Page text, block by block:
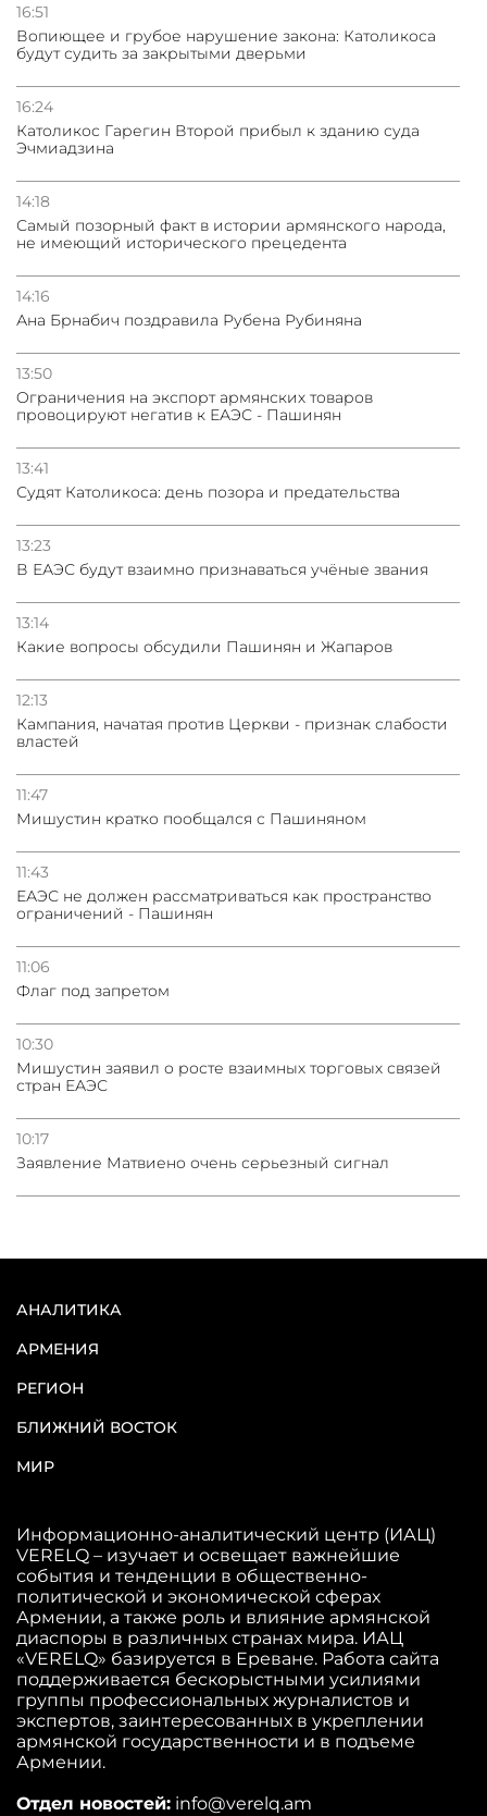
16:51
Вопиющее и грубое нарушение закона: Католикоса
будут судить за закрытыми дверьми
16:24
Католикос Гарегин Второй прибыл к зданию суда
Эчмиадзина
14:18
Самый позорный факт в истории армянского народа,
не имеющий исторического прецедента
14:16
Ана Брнабич поздравила Рубена Рубиняна
13:50
Oграничения на экспорт армянских товаров
провоцируют негатив к ЕАЭС - Пашинян
13:41
Судят Католикоса: день позора и предательства
13:23
В ЕАЭС будут взаимно признаваться учёные звания
13:14
Какие вопросы обсудили Пашинян и Жапаров
12:13
Кампания, начатая против Церкви - признак слабости
властей
11:47
Мишустин кратко пообщался с Пашиняном
11:43
ЕАЭС не должен рассматриваться как пространство
ограничений - Пашинян
11:06
Флаг под запретом
10:30
Мишустин заявил о росте взаимных торговых связей
стран ЕАЭС
10:17
Заявление Матвиено очень серьезный сигнал
АНАЛИТИКА
АРМЕНИЯ
РЕГИОН
БЛИЖНИЙ ВОСТОК
МИР
Информационно-аналитический центр (ИАЦ)
VERELQ – изучает и освещает важнейшие
события и тенденции в общественно-
политической и экономической сферах
Армении, а также роль и влияние армянской
диаспоры в различных странах мира. ИАЦ
«VERELQ» базируется в Ереване. Работа сайта
поддерживается бескорыстными усилиями
группы профессиональных журналистов и
экспертов, заинтересованных в укреплении
армянской государственности и в подъеме
Армении.
Отдел новостей: info@verelq.am